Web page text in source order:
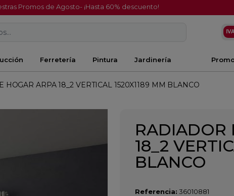
Promos de Agosto- ¡Hasta 60% descuento!
Ferretería Pintura Jardinería
HOGAR ARPA 18_2 VERTICAL 1520X1189 MM BLANCO
RADIADOR
18_2
BLANCO
Referencia: 36010881